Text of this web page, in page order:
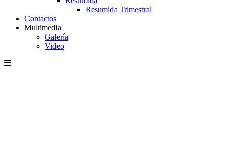
Resumida Trimestral
Contactos
Multimedia
Galería
Video